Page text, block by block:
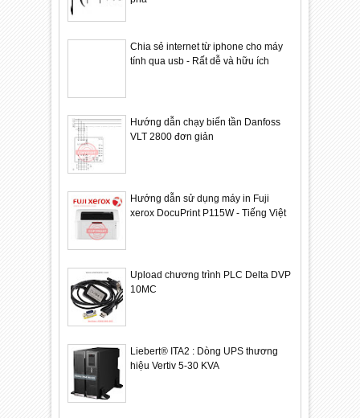
Chia sẻ internet từ iphone cho máy
tính qua usb - Rất dễ và hữu ích
Hướng dẫn chạy biến tần Danfoss
VLT 2800 đơn giản
Hướng dẫn sử dụng máy in Fuji
xerox DocuPrint P115W - Tiếng Việt
Upload chương trình PLC Delta DVP
10MC
Liebert® ITA2 : Dòng UPS thương
hiệu Vertiv 5-30 KVA